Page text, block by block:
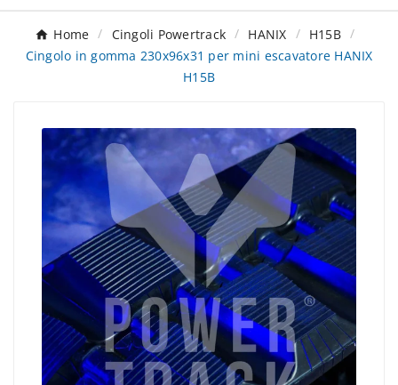
Home Cingoli Powertrack HANIX
H15B
Cingolo in gomma 230x96x31 per mini escavatore HANIX
H15B